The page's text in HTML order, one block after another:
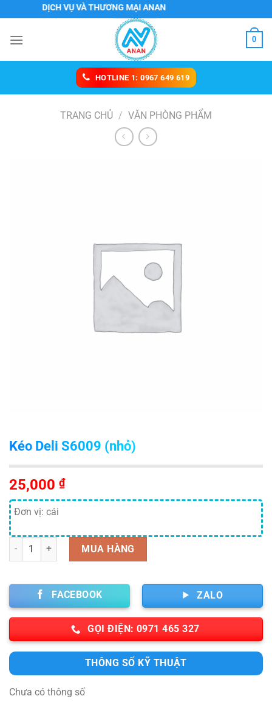
đến
nội
DỊCH VỤ VÀ THƯƠNG MẠI ANAN
0
HOTLINE 1: 0967 649 619
TRANG CHỦ / VĂN PHÒNG PHẨM
Kéo Deli S6009 (nhỏ)
25,000 ₫
Đơn vị: cái
Số lượng MUA HÀNG
FACEBOOK ZALO
GỌI ĐIỆN: 0971 465 327
THÔNG SỐ KỸ THUẬT
Chưa có thông số